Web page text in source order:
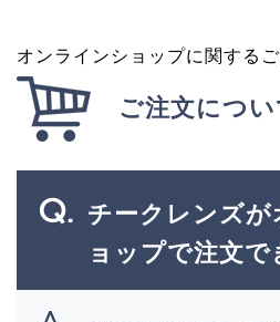
オンラインショップに関する
ご注文につい
チークレンズが
ョップで注文で